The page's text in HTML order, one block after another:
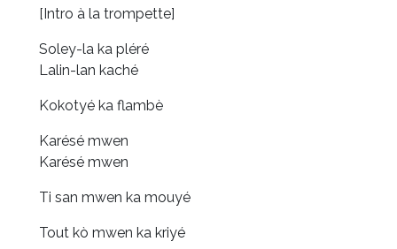
[Intro à la trompette]
Soley-la ka pléré
Lalin-lan kaché
Kokotyé ka flambè
Karésé mwen
Karésé mwen
Ti san mwen ka mouyé
Tout kò mwen ka kriyé